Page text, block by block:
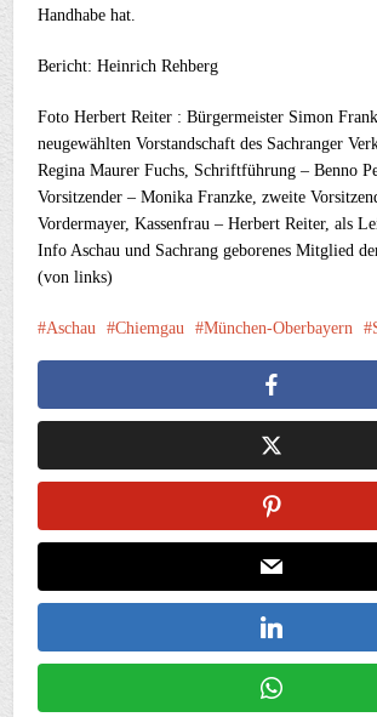
Handhabe hat.
Bericht: Heinrich Rehberg
Foto Herbert Reiter : Bürgermeister Simon
neugewählten Vorstandschaft des Sachranger
Regina Maurer Fuchs, Schriftführung – Benno
Vorsitzender – Monika Franzke, zweite
Vordermayer, Kassenfrau – Herbert Reiter, als
Info Aschau und Sachrang geborenes Mitglied
(von links)
Aschau Chiemgau München-Oberbayern